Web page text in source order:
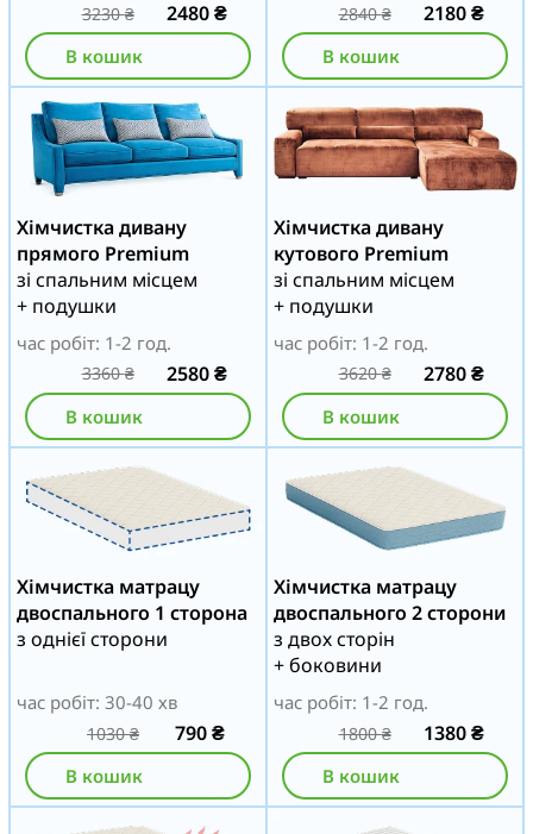
3230₴ 2480₴
В кошик
2840₴ 2180₴
В кошик
Хімчистка дивану
прямого Premium
зі спальним місцем
+ подушки
час робіт: 1-2 год.
3360₴ 2580₴
В кошик
Хімчистка дивану
кутового Premium
зі спальним місцем
+ подушки
час робіт: 1-2 год.
3620₴ 2780₴
В кошик
Хімчистка матрацу
двоспального 1 сторона
з однієї сторони
час робіт: 30-40 хв
1030₴ 790₴
В кошик
Хімчистка матрацу
двоспального 2 сторони
з двох сторін
+ боковини
час робіт: 1-2 год.
1800₴ 1380₴
В кошик